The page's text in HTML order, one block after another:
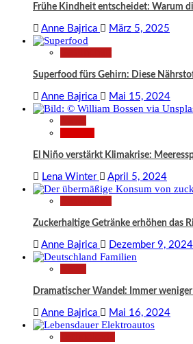
Frühe Kindheit entscheidet: Warum
Anne Bajrica März 5, 2025
Superfood fürs Gehirn: Diese
Anne Bajrica Mai 15, 2024
El Niño verstärkt Klimakrise:
Lena Winter April 5, 2024
Zuckerhaltige Getränke erhöhen das
Anne Bajrica Dezember 9, 2024
Dramatischer Wandel: Immer
Anne Bajrica Mai 16, 2024